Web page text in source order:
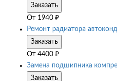
Заказать
От 1940 ₽
Ремонт радиатора
Заказать
От 4400 ₽
Замена подшипника
Заказать